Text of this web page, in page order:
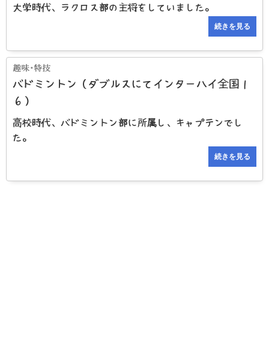
大学時代、ラクロス部の主将をしていました。
続きを見る
バドミントン（ダブルスにてインターハイ全国１
６）
高校時代、バドミントン部に所属し、キャプテンでし
た。
続きを見る